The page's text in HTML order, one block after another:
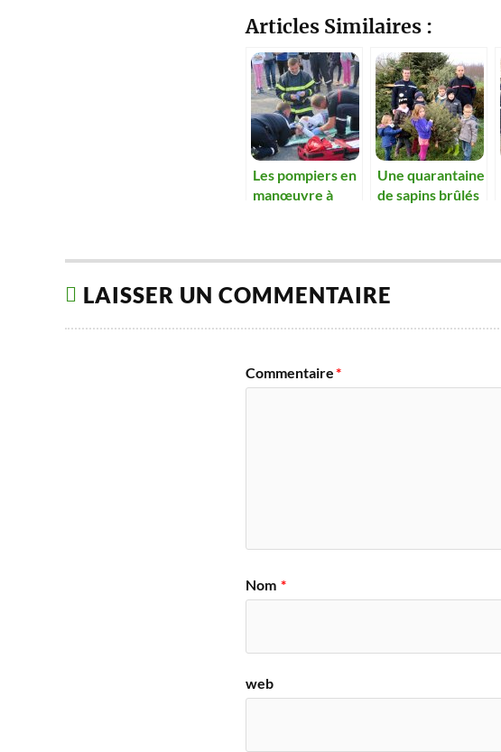
Articles Similaires :
Les pompiers en
manœuvre à
Une quarantaine
de sapins brûlés
LAISSER UN COMMENTAIRE
Commentaire*
Nom *
web